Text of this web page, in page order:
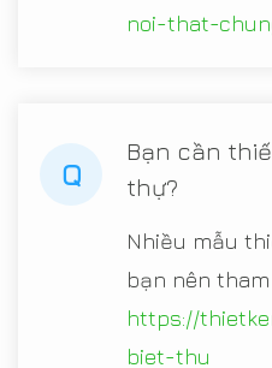
noi-that-
Q
Bạn cần
thự?
Nhiều mẫu
bạn nên
https://
biet-thu